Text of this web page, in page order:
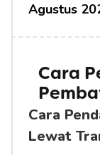
Agustus
Cara
Cara
Lewat